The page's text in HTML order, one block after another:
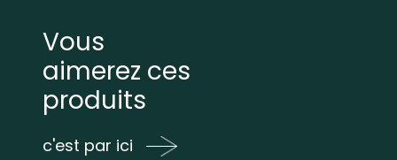
Vous
aimerez ces
produits
c'est par ici